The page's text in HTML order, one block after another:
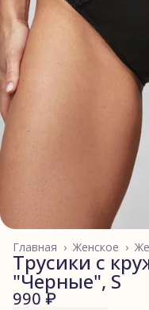
Женское ›
Главная ›
Трусики с
"Черные", S
990 ₽